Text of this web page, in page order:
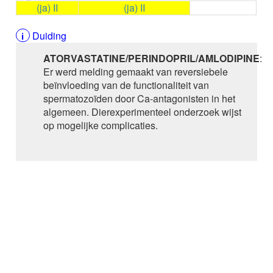
AMISULPRIDE
AMITRIPTYLINE
AMIVANTAMAB
AMLODIPINE
AMLODIPINE / VALSARTAN /
HYDROCHLOORTHIAZIDE
AMOROLFINE
AMOXICILLINE
AMOXICILLINE / CLAVULAANZUUR
AMSACRINE
(ja) II
(ja) II
Duiding
ATORVASTATINE/PERINDOPRIL/AMLODIPINE:
Er werd melding gemaakt van reversiebele
beïnvloeding van de functionaliteit van
spermatozoïden door Ca-antagonisten in het
algemeen. Dierexperimenteel onderzoek wijst
op mogelijke complicaties.